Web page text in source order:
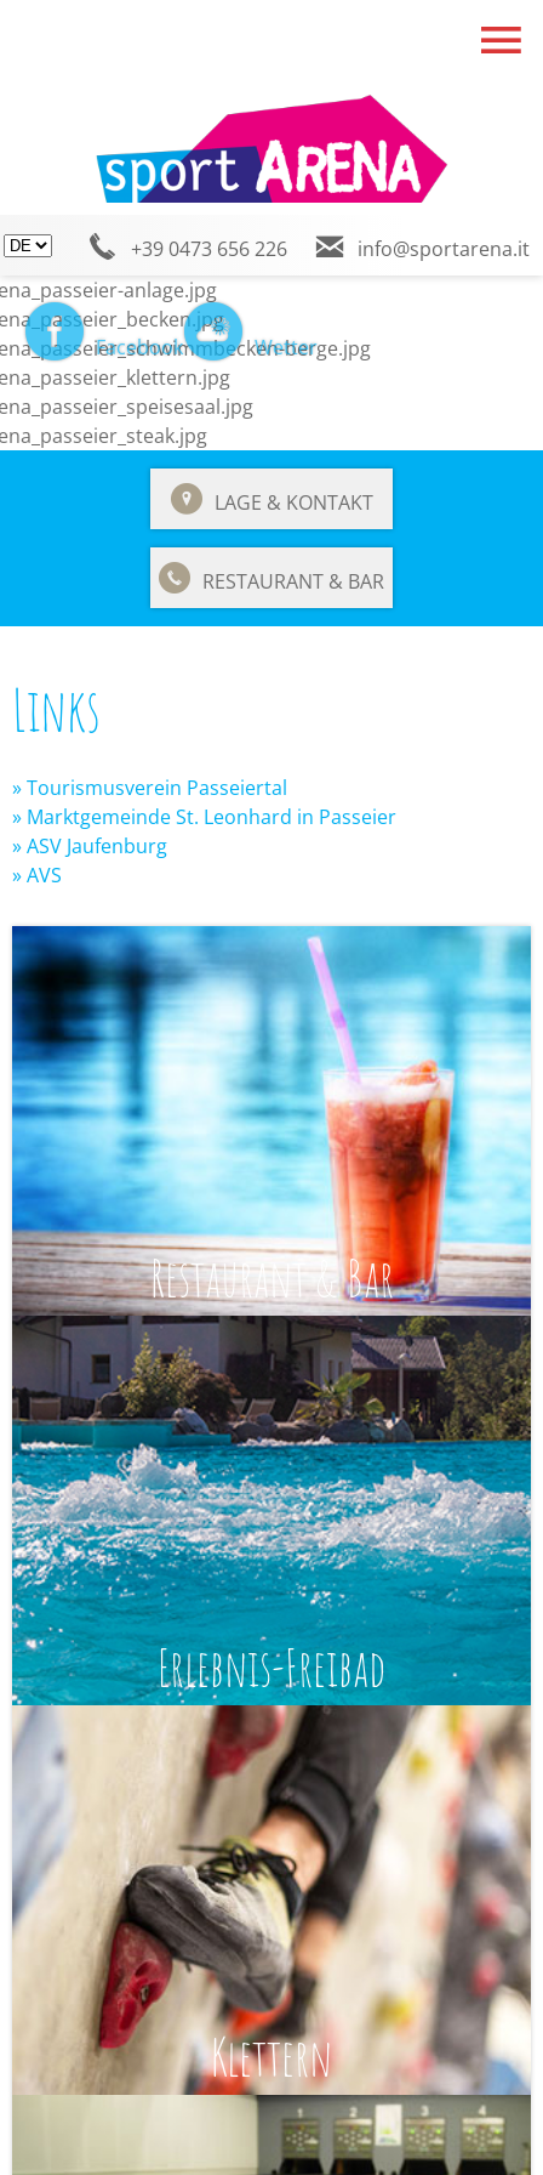
+39 0473 656 226 info@sportarena.it
Facebook Wetter
LAGE & KONTAKT
RESTAURANT & BAR
Links
» Tourismusverein Passeiertal
» Marktgemeinde St. Leonhard in Passeier
» ASV Jaufenburg
» AVS
Restaurant & Bar
Erlebnis-Freibad
Klettern